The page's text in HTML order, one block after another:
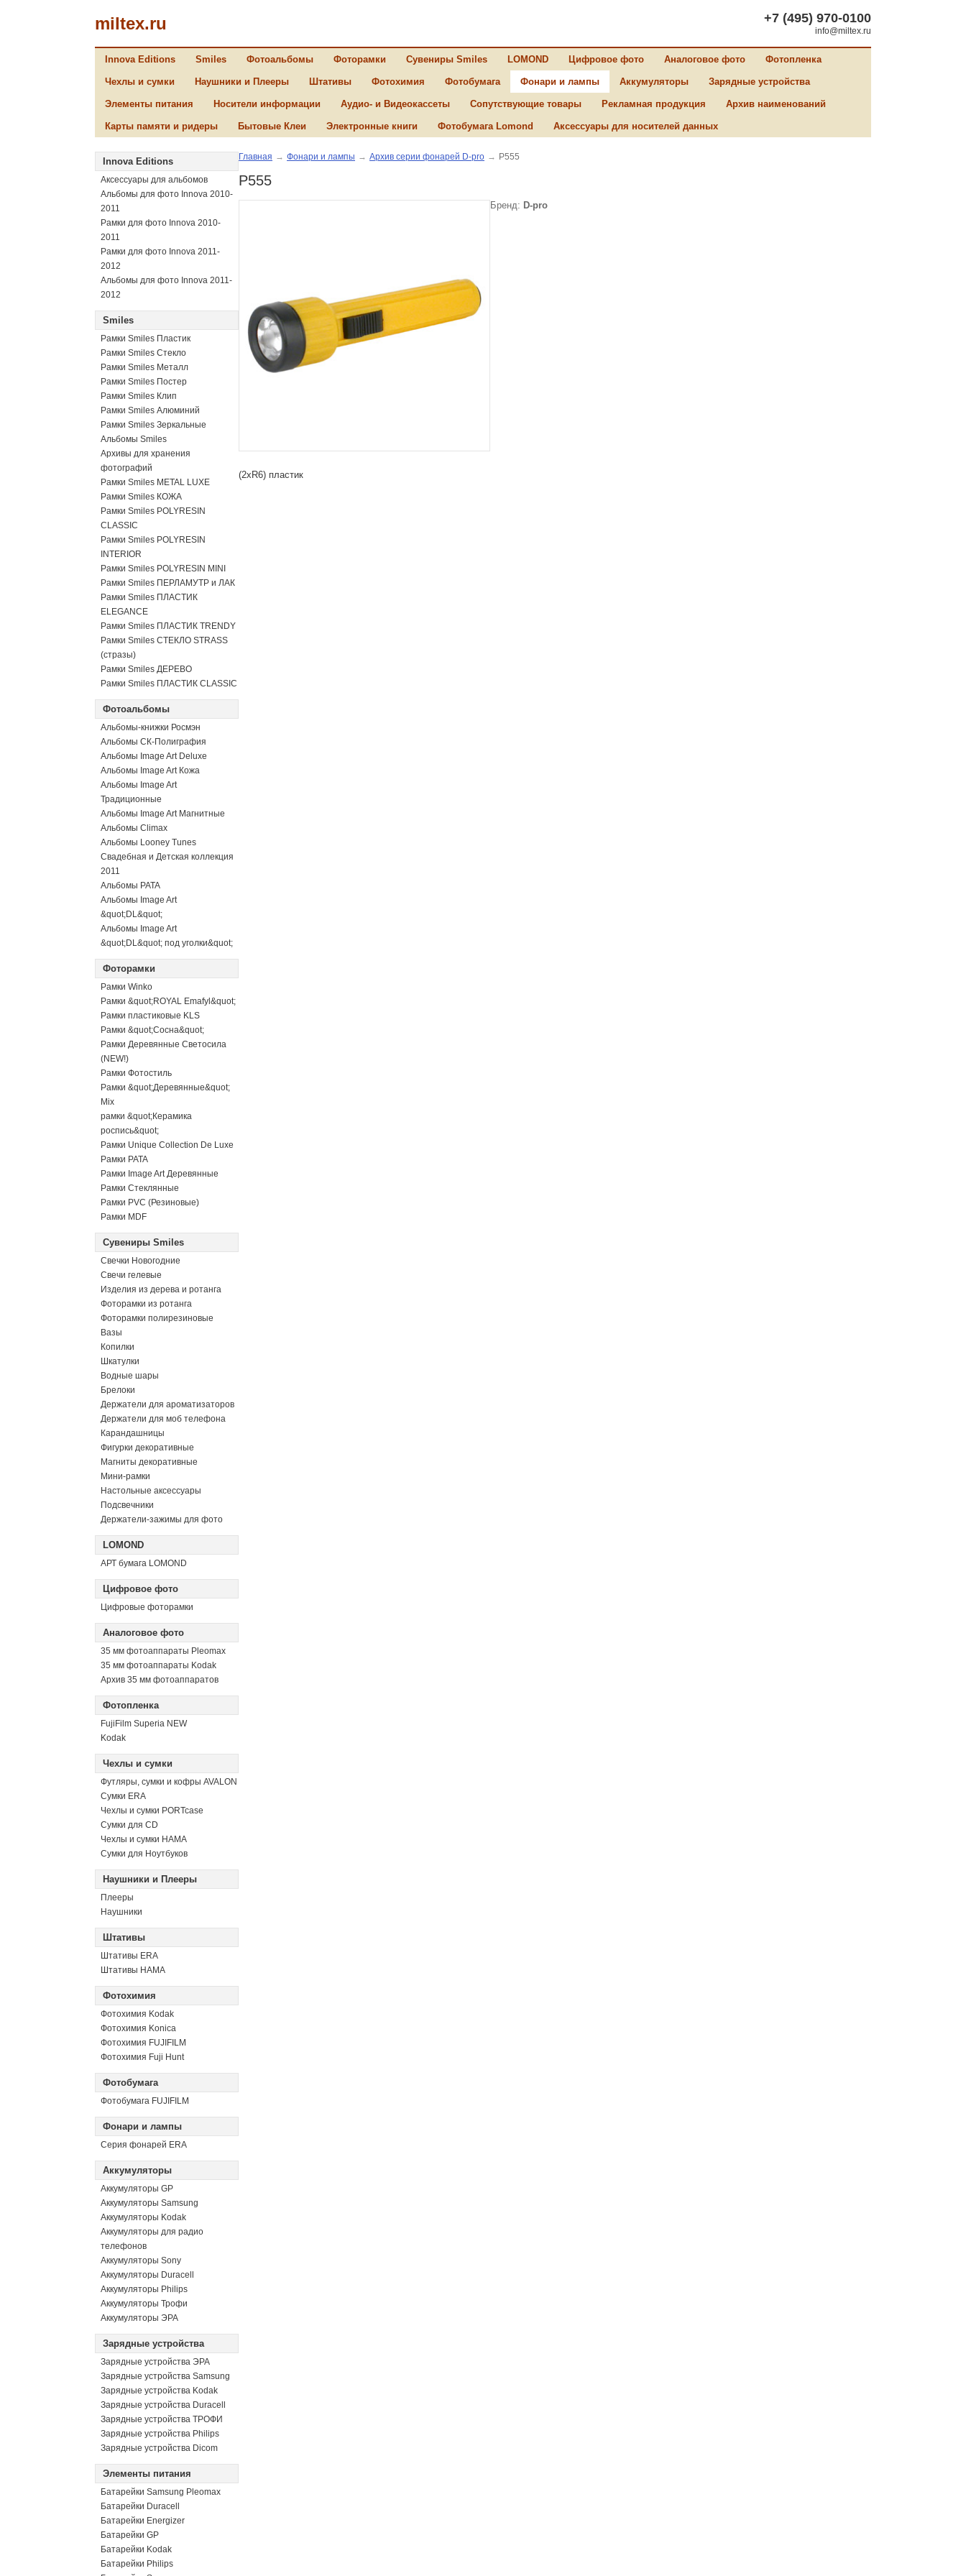
miltex.ru +7 (495) 970-0100
info@miltex.ru
Innova Editions Smiles Фотоальбомы Фоторамки Сувениры Smiles LOMOND Цифровое фото Аналоговое фото Фотопленка
Чехлы и сумки Наушники и Плееры Штативы Фотохимия Фотобумага Фонари и лампы Аккумуляторы Зарядные устройства
Элементы питания Носители информации Аудио- и Видеокассеты Сопутствующие товары Рекламная продукция Архив наименований
Карты памяти и ридеры Бытовые Клеи Электронные книги Фотобумага Lomond Аксессуары для носителей данных
Innova Editions
Аксессуары для альбомов
Альбомы для фото Innova 2010-
2011
Рамки для фото Innova 2010-
2011
Рамки для фото Innova 2011-
2012
Альбомы для фото Innova 2011-
2012
Smiles
Рамки Smiles Пластик
Рамки Smiles Стекло
Рамки Smiles Металл
Рамки Smiles Постер
Рамки Smiles Клип
Рамки Smiles Алюминий
Рамки Smiles Зеркальные
Альбомы Smiles
Архивы для хранения
фотографий
Рамки Smiles METAL LUXE
Рамки Smiles КОЖА
Рамки Smiles POLYRESIN
CLASSIC
Рамки Smiles POLYRESIN
INTERIOR
Рамки Smiles POLYRESIN MINI
Рамки Smiles ПЕРЛАМУТР и ЛАК
Рамки Smiles ПЛАСТИК
ELEGANCE
Рамки Smiles ПЛАСТИК TRENDY
Рамки Smiles СТЕКЛО STRASS
(стразы)
Рамки Smiles ДЕРЕВО
Рамки Smiles ПЛАСТИК CLASSIC
Фотоальбомы
Альбомы-книжки Росмэн
Альбомы СК-Полиграфия
Альбомы Image Art Deluxe
Альбомы Image Art Кожа
Альбомы Image Art
Традиционные
Альбомы Image Art Магнитные
Альбомы Climax
Альбомы Looney Tunes
Свадебная и Детская коллекция
2011
Альбомы PATA
Альбомы Image Art
&quot;DL&quot;
Альбомы Image Art
&quot;DL&quot; под уголки&quot;
Фоторамки
Рамки Winko
Рамки &quot;ROYAL Emafyl&quot;
Рамки пластиковые KLS
Рамки &quot;Сосна&quot;
Рамки Деревянные Светосила
(NEW!)
Рамки Фотостиль
Рамки &quot;Деревянные&quot;
Mix
рамки &quot;Керамика
роспись&quot;
Рамки Unique Collection De Luxe
Рамки PATA
Рамки Image Art Деревянные
Рамки Стеклянные
Рамки PVC (Резиновые)
Рамки MDF
Сувениры Smiles
Свечки Новогодние
Свечи гелевые
Изделия из дерева и ротанга
Фоторамки из ротанга
Фоторамки полирезиновые
Вазы
Копилки
Шкатулки
Водные шары
Брелоки
Держатели для ароматизаторов
Держатели для моб телефона
Карандашницы
Фигурки декоративные
Магниты декоративные
Мини-рамки
Настольные аксессуары
Подсвечники
Держатели-зажимы для фото
LOMOND
АРТ бумага LOMOND
Цифровое фото
Цифровые фоторамки
Аналоговое фото
35 мм фотоаппараты Pleomax
35 мм фотоаппараты Kodak
Архив 35 мм фотоаппаратов
Фотопленка
FujiFilm Superia NEW
Kodak
Чехлы и сумки
Футляры, сумки и кофры AVALON
Сумки ERA
Чехлы и сумки PORTcase
Сумки для CD
Чехлы и сумки HAMA
Сумки для Ноутбуков
Наушники и Плееры
Плееры
Наушники
Штативы
Штативы ERA
Штативы HAMA
Фотохимия
Фотохимия Kodak
Фотохимия Konica
Фотохимия FUJIFILM
Фотохимия Fuji Hunt
Фотобумага
Фотобумага FUJIFILM
Фонари и лампы
Серия фонарей ERA
Аккумуляторы
Аккумуляторы GP
Аккумуляторы Samsung
Аккумуляторы Kodak
Аккумуляторы для радио
телефонов
Аккумуляторы Sony
Аккумуляторы Duracell
Аккумуляторы Philips
Аккумуляторы Трофи
Аккумуляторы ЭРА
Зарядные устройства
Зарядные устройства ЭРА
Зарядные устройства Samsung
Зарядные устройства Kodak
Зарядные устройства Duracell
Зарядные устройства ТРОФИ
Зарядные устройства Philips
Зарядные устройства Dicom
Элементы питания
Батарейки Samsung Pleomax
Батарейки Duracell
Батарейки Energizer
Батарейки GP
Батарейки Kodak
Батарейки Philips
Главная → Фонари и лампы → Архив серии фонарей D-pro → P555
P555
Бренд: D-pro
(2xR6) пластик